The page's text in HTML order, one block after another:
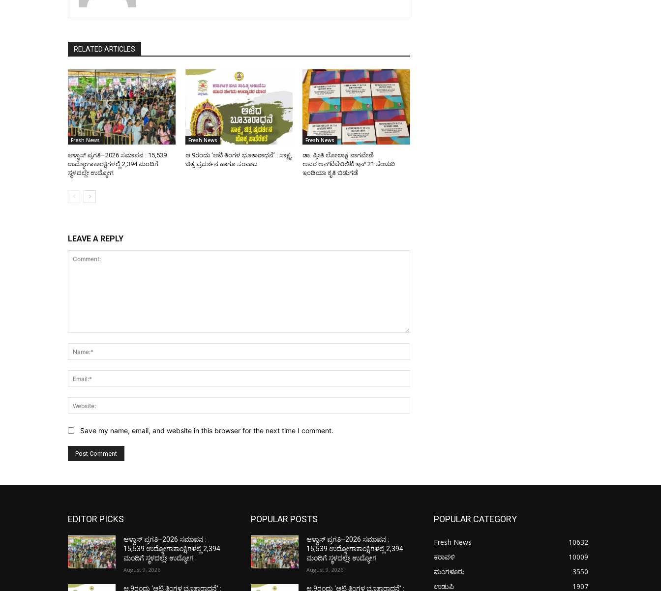
RELATED ARTICLES
Fresh News
ಆಳ್ವಾಸ್ ಪ್ರಗತಿ–2026 ಸಮಾಪನ : 15,539
ಉದ್ಯೋಗಾಕಾಂಕ್ಷಿಗಳಲ್ಲಿ 2,394 ಮಂದಿಗೆ
ಸ್ಥಳದಲ್ಲೇ ಉದ್ಯೋಗ
Fresh News
ಆ.9ರಂದು ‘ಆಟಿ ತಿಂಗಳ ಭೂತಾರಾಧನೆ’ : ಸಾಕ್ಷ್ಯ
ಚಿತ್ರ ಪ್ರದರ್ಶನ ಹಾಗೂ ಸಂವಾದ
Fresh News
ಡಾ. ಪ್ರೀತಿ ಲೋಲಾಕ್ಷ ನಾಗವೇಣಿ
ಅವರ ಅನ್‌ಟಚೆಬಿಲಿಟಿ ಇನ್ 21 ಸೆಂಚುರಿ
ಇಂಡಿಯಾ ಕೃತಿ ಬಿಡುಗಡೆ
LEAVE A REPLY
Save my name, email, and website in this browser for the next time I comment.
EDITOR PICKS
ಆಳ್ವಾಸ್ ಪ್ರಗತಿ–2026 ಸಮಾಪನ :
15,539 ಉದ್ಯೋಗಾಕಾಂಕ್ಷಿಗಳಲ್ಲಿ 2,394
ಮಂದಿಗೆ ಸ್ಥಳದಲ್ಲೇ ಉದ್ಯೋಗ
August 9, 2026
ಆ.9ರಂದು ‘ಆಟಿ ತಿಂಗಳ ಭೂತಾರಾಧನೆ’ :
POPULAR POSTS
ಆಳ್ವಾಸ್ ಪ್ರಗತಿ–2026 ಸಮಾಪನ :
15,539 ಉದ್ಯೋಗಾಕಾಂಕ್ಷಿಗಳಲ್ಲಿ 2,394
ಮಂದಿಗೆ ಸ್ಥಳದಲ್ಲೇ ಉದ್ಯೋಗ
August 9, 2026
ಆ.9ರಂದು ‘ಆಟಿ ತಿಂಗಳ ಭೂತಾರಾಧನೆ’ :
POPULAR CATEGORY
Fresh News
10632
ಕರಾವಳಿ
10009
ಮಂಗಳೂರು
3550
ಉಡುಪಿ
1907